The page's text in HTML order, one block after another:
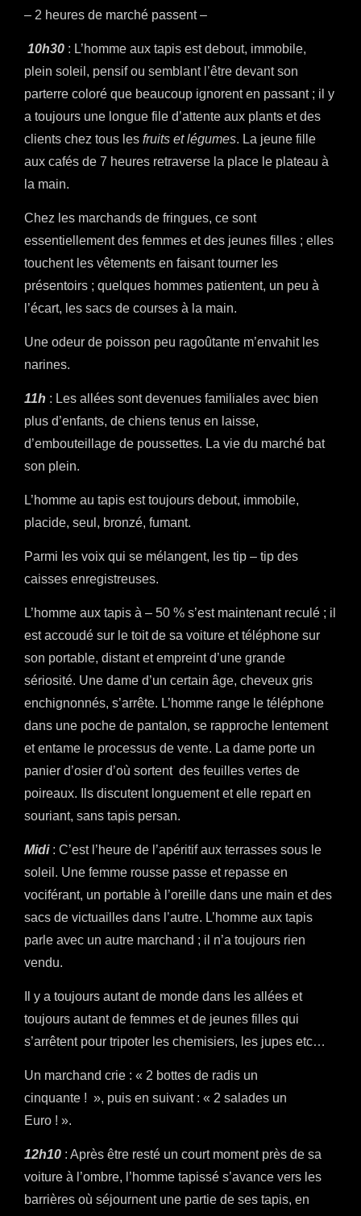
– 2 heures de marché passent –
10h30 : L’homme aux tapis est debout, immobile,
plein soleil, pensif ou semblant l’être devant son
parterre coloré que beaucoup ignorent en passant ; il y
a toujours une longue file d’attente aux plants et des
clients chez tous les fruits et légumes. La jeune fille
aux cafés de 7 heures retraverse la place le plateau à
la main.
Chez les marchands de fringues, ce sont
essentiellement des femmes et des jeunes filles ; elles
touchent les vêtements en faisant tourner les
présentoirs ; quelques hommes patientent, un peu à
l’écart, les sacs de courses à la main.
Une odeur de poisson peu ragoûtante m’envahit les
narines.
11h : Les allées sont devenues familiales avec bien
plus d’enfants, de chiens tenus en laisse,
d’embouteillage de poussettes. La vie du marché bat
son plein.
L’homme au tapis est toujours debout, immobile,
placide, seul, bronzé, fumant.
Parmi les voix qui se mélangent, les tip – tip des
caisses enregistreuses.
L’homme aux tapis à – 50 % s’est maintenant reculé ; il
est accoudé sur le toit de sa voiture et téléphone sur
son portable, distant et empreint d’une grande
sériosité. Une dame d’un certain âge, cheveux gris
enchignonnés, s’arrête. L’homme range le téléphone
dans une poche de pantalon, se rapproche lentement
et entame le processus de vente. La dame porte un
panier d’osier d’où sortent des feuilles vertes de
poireaux. Ils discutent longuement et elle repart en
souriant, sans tapis persan.
Midi: C’est l’heure de l’apéritif aux terrasses sous le
soleil. Une femme rousse passe et repasse en
vociférant, un portable à l’oreille dans une main et des
sacs de victuailles dans l’autre. L’homme aux tapis
parle avec un autre marchand ; il n’a toujours rien
vendu.
Il y a toujours autant de monde dans les allées et
toujours autant de femmes et de jeunes filles qui
s’arrêtent pour tripoter les chemisiers, les jupes etc…
Un marchand crie : « 2 bottes de radis un
cinquante ! », puis en suivant : « 2 salades un
Euro ! ».
12h10 : Après être resté un court moment près de sa
voiture à l’ombre, l’homme tapissé s’avance vers les
barrières où séjournent une partie de ses tapis, en